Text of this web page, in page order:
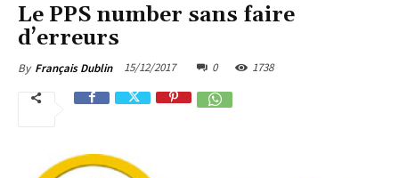
Le PPS number sans faire
d’erreurs
By Français Dublin 15/12/2017 0 1738